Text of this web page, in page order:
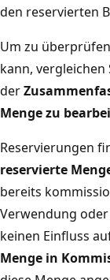
den reservierten
Um zu
kann, vergleichen
der
Menge zu
Reservierungen
reservierte
bereits
Verwendung
keinen Einfluss
Menge in